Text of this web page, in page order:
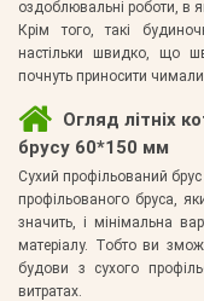
оздоблювальні роботи, в
Крім того, такі
настільки швидко, що
почнуть приносити
Огляд літніх
брусу 60*150 мм
Сухий профільований
профільованого бруса,
значить, і мінімальна
матеріалу. Тобто ви
будови з сухого
витратах.